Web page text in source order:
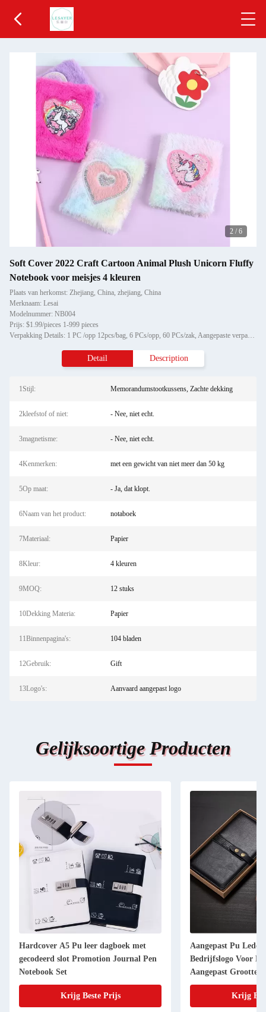
2 / 6
Soft Cover 2022 Craft Cartoon Animal Plush Unicorn Fluffy
Notebook voor meisjes 4 kleuren
Plaats van herkomst: Zhejiang, China, zhejiang, China
Merknaam: Lesai
Modelnummer: NB004
Prijs: $1.99/pieces 1-999 pieces
Verpakking Details: 1 PC /opp 12pcs/bag, 6 PCs/opp, 60 PCs/zak, Aangepaste verpakking
Detail Description
1Stijl: Memorandumstootkussens, Zachte dekking
2kleefstof of niet: - Nee, niet echt.
3magnetisme: - Nee, niet echt.
4Kenmerken: met een gewicht van niet meer dan 50 kg
5Op maat: - Ja, dat klopt.
6Naam van het product: notaboek
7Materiaal: Papier
8Kleur: 4 kleuren
9MOQ: 12 stuks
10Dekking Materia: Papier
11Binnenpagina's: 104 bladen
12Gebruik: Gift
13Logo's: Aanvaard aangepast logo
Gelijksoortige Producten
Hardcover A5 Pu leer dagboek met
gecodeerd slot Promotion Journal Pen
Notebook Set
Krijg Beste Prijs
Aangepast Pu
Bedrijfslogo Voor
Aangepast Grootte
Krijg